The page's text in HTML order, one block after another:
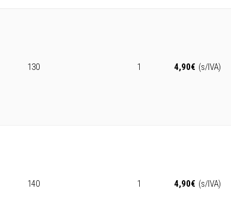
130 1 4,90€ (s/IVA)
140 1 4,90€ (s/IVA)